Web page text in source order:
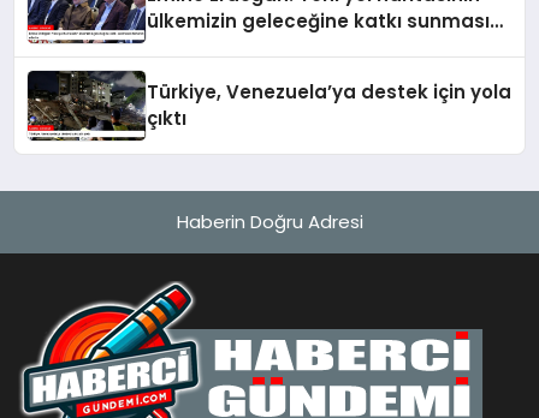
ülkemizin geleceğine katkı sunmasını
Türkiye, Venezuela’ya destek için yola
çıktı
Haberin Doğru Adresi